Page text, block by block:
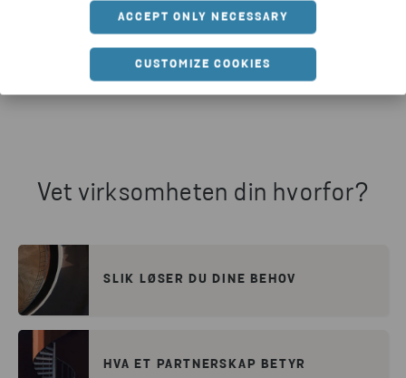
ACCEPT ONLY NECESSARY
CUSTOMIZE COOKIES
Involver de rette personene for å sikre at du samler
inn den mest relevante informasjonen. Vær også
transparent når du skaper det og gjør det
tilgjengelig for alle når det er ferdigstilt.
Vet virksomheten din hvorfor?
SLIK LØSER DU DINE BEHOV
HVA ET PARTNERSKAP BETYR